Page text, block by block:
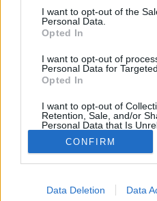
consent section.
I want to opt-out of the
Personal Data.
Opted In
I want to opt-out of
Personal Data for
Opted In
I want to opt-out of
Retention, Sale, and/or
Personal Data that Is
Purposes for which it was
Opted Out
CONFIRM
Data Deletion Data